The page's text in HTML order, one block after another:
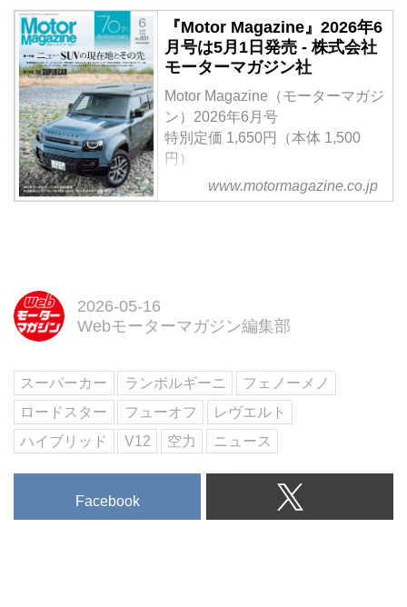
（FENOMENO）」を日本初公開
した。
ィーレの20周年を記念したフュー
オフ モデルの「フェノーメ
ノ」。そのディテールを写真で紹
介しよう。
『Motor Magazine』2026年6
月号は5月1日発売 - 株式会社
モーターマガジン社
Motor Magazine（モーターマガジ
ン）2026年6月号
特別定価 1,650円（本体 1,500
円）
＜創刊70周年記念特大号＞
【第一特集】ニューSUVの現在地
ウラ60周年 ほか
＜内容紹介＞
6月号の第一特集は、電動化と高
級化で激変する「ニューSUVの現
在地とその先」。PHEVのディフ
ェンダーやポルシェのBEV、復活
のホンダCR-Vまで徹...
www.motormagazine.co.jp
2026-05-16
Webモーターマガジン編集部
スーパーカー ランボルギーニ
フェノーメノ
ロードスター
フューオフ
レヴエルト
ハイブリッド
V12 空力 ニュース
Facebook